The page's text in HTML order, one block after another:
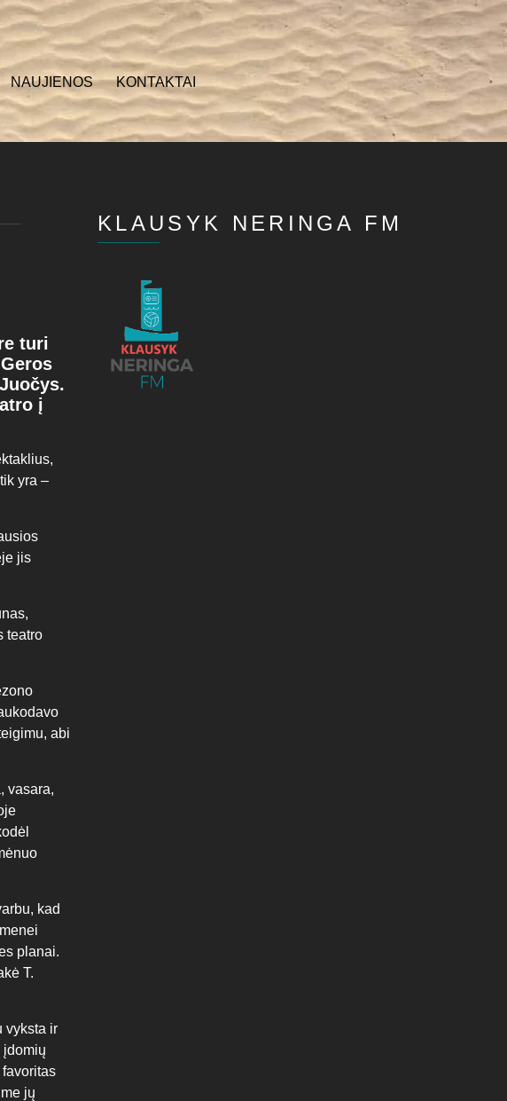
NAUJIENOS KONTAKTAI
turi
į
yra –
jis
teatro
abi
vasara,
kad
planai.
T.
vyksta ir
įdomių
jų
KLAUSYK NERINGA FM